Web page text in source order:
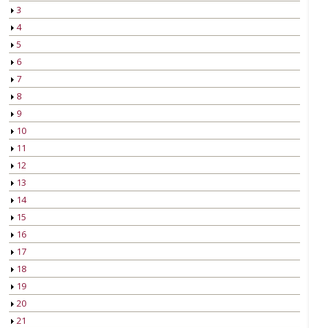
3
4
5
6
7
8
9
10
11
12
13
14
15
16
17
18
19
20
21